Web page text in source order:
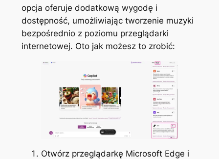
opcja oferuje dodatkową wygodę i
dostępność, umożliwiając tworzenie muzyki
bezpośrednio z poziomu przeglądarki
internetowej. Oto jak możesz to zrobić:
Otwórz przeglądarkę Microsoft Edge i